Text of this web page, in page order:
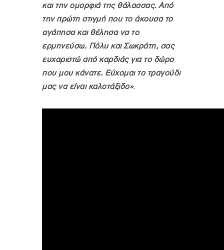
και την ομορφιά της θάλασσας. Από
την πρώτη στιγμή που το άκουσα το
αγάπησα και θέλησα να το
ερμηνεύσω. Πόλυ και Σωκράτη, σας
ευχαριστώ από καρδιάς για το δώρο
που μου κάνατε. Εύχομαι το τραγούδι
μας να είναι καλοτάξιδο».